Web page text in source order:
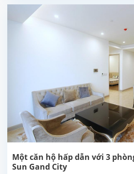
Một căn hộ hấp dẫn với 3
Sun Gand City